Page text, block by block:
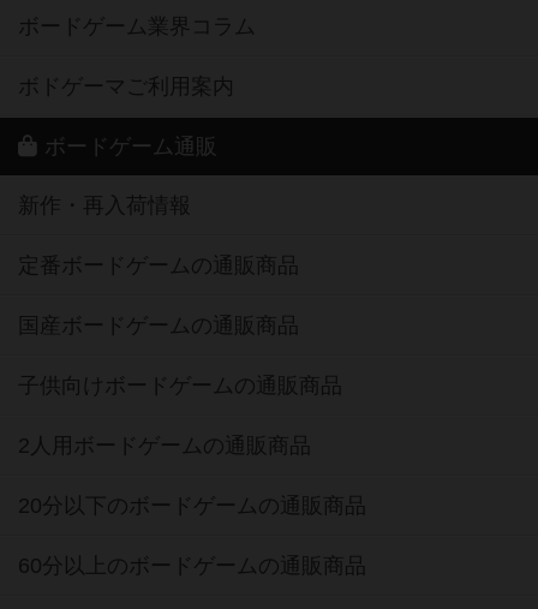
ボードゲーム業界コラム
ボドゲーマご利用案内
ボードゲーム通販
新作・再入荷情報
定番ボードゲームの通販商品
国産ボードゲームの通販商品
子供向けボードゲームの通販商品
2人用ボードゲームの通販商品
20分以下のボードゲームの通販商品
60分以上のボードゲームの通販商品